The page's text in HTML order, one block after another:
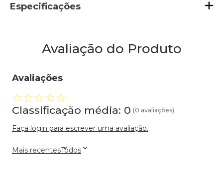
Especificações
Avaliação do Produto
Avaliações
☆☆☆☆☆
Classificação média: 0 (0 avaliações)
Faça login para escrever uma avaliação.
Mais recentesTodos